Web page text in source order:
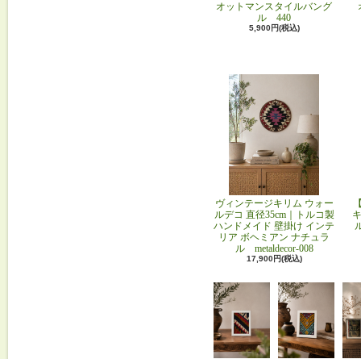
オットマンスタイルバング
ル 440
5,900円(税込)
ヴィンテージキリム ウォー
ルデコ 直径35cm｜トルコ製
ハンドメイド 壁掛け インテ
リア ボヘミアン ナチュラ
ル metaldecor-008
17,900円(税込)